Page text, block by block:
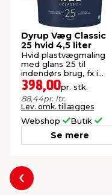
Dyrup Væg Classic
25 hvid 4,5 liter
Hvid plastvægmaling
med glans 25 til
indendørs brug, fx i
køkken og bad. Giver
en halvmat, slidstærk
og vaskbar overflade.
398,00pr. stk.
88,44pr. ltr.
Lev. omk. tillægges
Webshop Butik
Se mere
Forrige